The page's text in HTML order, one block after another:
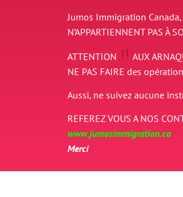
Jumos Immigration
N’APPARTIENNENT PAS À
ATTENTION AUX
NE PAS FAIRE des
Aussi, ne suivez aucune
REFEREZ VOUS A NOS
www.jumosimmigration.ca
Merci